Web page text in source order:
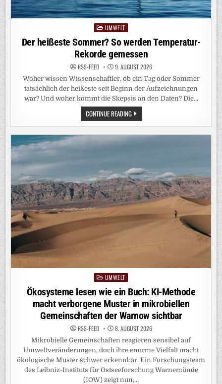
PostedUMWELT
Der heißeste Sommer? So werden Temperatur-
Rekorde gemessen
RSS-FEED 9. AUGUST 2026
Woher wissen Wissenschaftler, ob ein Tag oder Sommer
tatsächlich der heißeste seit Beginn der Aufzeichnungen
war? Und woher kommt die Skepsis an den Daten? Die…
CONTINUE READINGDER
HEISSESTE S
OMMER? S
ERDEN T
PostedUMWELT
Ökosysteme lesen wie ein Buch: KI-Methode
macht verborgene Muster in mikrobiellen
Gemeinschaften der Warnow sichtbar
RSS-FEED 8. AUGUST 2026
Mikrobielle Gemeinschaften reagieren sensibel auf
Umweltveränderungen, doch ihre enorme Vielfalt macht
ökologische Muster schwer erkennbar. Ein Forschungsteam
des Leibniz-Instituts für Ostseeforschung Warnemünde
(IOW) zeigt nun,…